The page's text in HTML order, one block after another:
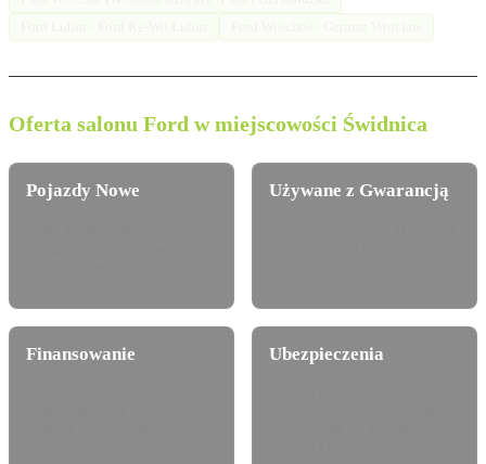
Oferta salonu Ford w miejscowości Świdnica
Pojazdy Nowe Używane z Gwarancją
Finansowanie Ubezpieczenia